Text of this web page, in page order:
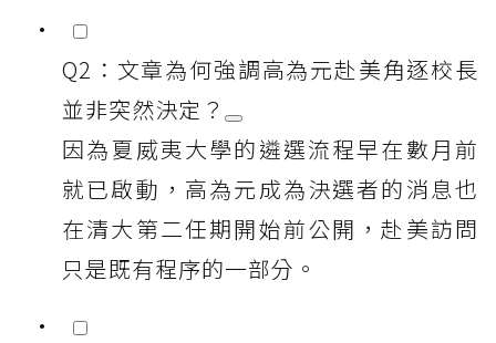
Q2：文章為何強調高為元赴美角逐校長
並非突然決定？
因為夏威夷大學的遴選流程早在數月前
就已啟動，高為元成為決選者的消息也
在清大第二任期開始前公開，赴美訪問
只是既有程序的一部分。